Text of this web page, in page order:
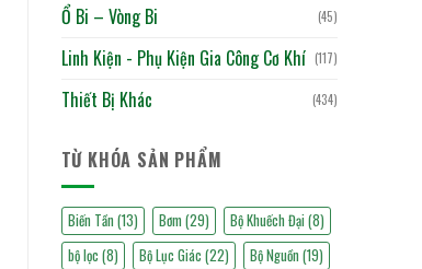
Ổ Bi – Vòng Bi (45)
Linh Kiện - Phụ Kiện Gia Công Cơ Khí (117)
Thiết Bị Khác (434)
TỪ KHÓA SẢN PHẨM
Biến Tần (13) Bơm (29) Bộ Khuếch Đại (8)
bộ lọc (8) Bộ Lục Giác (22) Bộ Nguồn (19)